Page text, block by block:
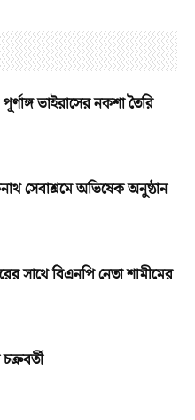
ভাইরাসের নকশা তৈরি
সেবাশ্রমে অভিষেক অনুষ্ঠান
সাথে বিএনপি নেতা শামীমের